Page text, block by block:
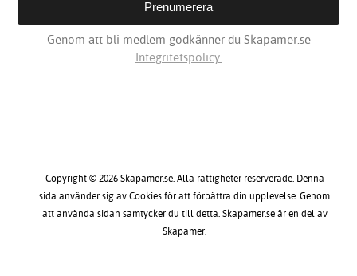
Genom att bli medlem godkänner du Skapamer.se
Integritetspolicy.
Copyright © 2026 Skapamer.se. Alla rättigheter reserverade. Denna
sida använder sig av Cookies för att förbättra din upplevelse. Genom
att använda sidan samtycker du till detta. Skapamer.se är en del av
Skapamer.